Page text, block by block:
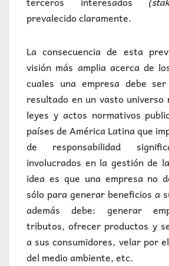
prevalecido claramente.
La consecuencia de esta
visión más amplia acerca de
cuales una empresa debe
resultado en un vasto
leyes y actos normativos
países de América Latina que
de responsabilidad
involucrados en la gestión de
idea es que una empresa no
sólo para generar beneficios a
además debe: generar
tributos, ofrecer productos y
a sus consumidores, velar por
del medio ambiente, etc.